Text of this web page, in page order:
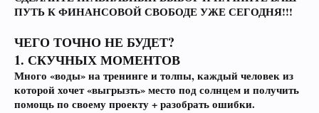
ПУТЬ К ФИНАНСОВОЙ СВОБОДЕ УЖЕ СЕГОДНЯ!!!
ЧЕГО ТОЧНО НЕ БУДЕТ?
1. СКУЧНЫХ МОМЕНТОВ
Много «воды» на тренинге и толпы, каждый человек из
которой хочет «выгрызть» место под солнцем и получить
помощь по своему проекту + разобрать ошибки.